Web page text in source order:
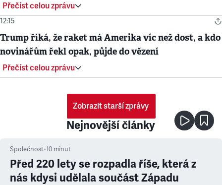
Přečíst celou zprávu
12:15
Trump říká, že raket má Amerika víc než dost, a kdo
novinářům řekl opak, půjde do vězení
Přečíst celou zprávu
Zobrazit starší zprávy
Nejnovější články
Společnost•10 minut
Před 220 lety se rozpadla říše, která z
nás kdysi udělala součást Západu